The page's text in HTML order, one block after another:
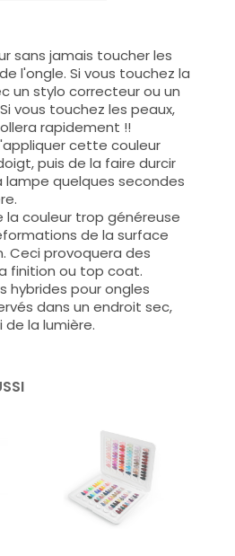
sans jamais toucher les
l'ongle. Si vous touchez la
un stylo correcteur ou un
vous touchez les peaux,
rapidement !!
cette couleur
puis de la faire durcir
lampe quelques secondes
la couleur trop généreuse
de la surface
Ceci provoquera des
finition ou top coat.
hybrides pour ongles
dans un endroit sec,
la lumière.